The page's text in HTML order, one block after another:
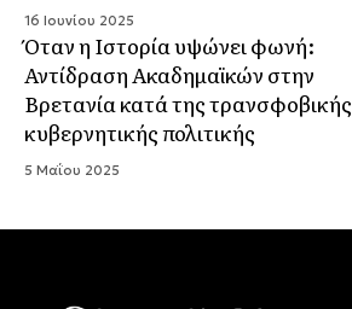
16 Ιουνίου 2025
Όταν η Ιστορία υψώνει φωνή:
Αντίδραση Ακαδημαϊκών στην
Βρετανία κατά της τρανσφοβικής
κυβερνητικής πολιτικής
5 Μαΐου 2025